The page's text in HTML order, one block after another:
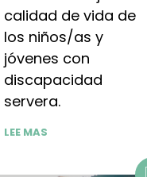
calidad de vida de
los niños/as y
jóvenes con
discapacidad
servera.
LEE MAS